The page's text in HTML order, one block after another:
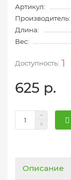
Артикул:
Производитель:
Длина:
Вес:
1
625 р.
Описание